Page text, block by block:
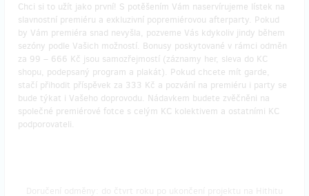
Chci si to užít jako první! S potěšením Vám naservírujeme lístek na
slavnostní premiéru a exkluzivní popremiérovou afterparty. Pokud
by Vám premiéra snad nevyšla, pozveme Vás kdykoliv jindy během
sezóny podle Vašich možností. Bonusy poskytované v rámci odměn
za 99 – 666 Kč jsou samozřejmostí (záznamy her, sleva do KC
shopu, podepsaný program a plakát). Pokud chcete mít garde,
stačí přihodit příspěvek za 333 Kč a pozvání na premiéru i party se
bude týkat i Vašeho doprovodu. Nádavkem budete zvěčněni na
společné premiérové fotce s celým KC kolektivem a ostatními KC
podporovateli.